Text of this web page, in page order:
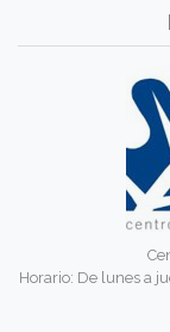
Horario: De lunes a